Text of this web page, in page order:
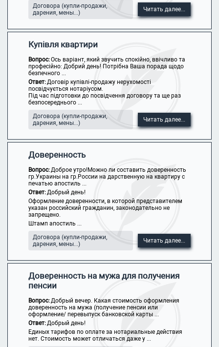
Договора (купли-продажи,
дарения, мены...)
Читать далее...
Купівля квартири
Вопрос:Ось варіант, який звучить спокійно, ввічливо та
професійно: Добрий день! Потрібна Ваша порада щодо
безпечного ...
Ответ:Договір купівлі-продажу нерухомості
посвідчується нотаріусом.
Під час підготовки до посвідчення договору та ще раз
безпосереднього ...
Договора (купли-продажи,
дарения, мены...)
Читать далее...
Доверенность
Вопрос:Доброе утро!Можно ли составить доверенность
гр.Украины на гр.России на дарственную на квартиру с
печатью апостиль ...
Ответ:Добрый день!
Оформление доверенности, в которой представителем
указан российский гражданин, законодательно не
запрещено.
Штамп апостиль ...
Договора (купли-продажи,
дарения, мены...)
Читать далее...
Доверенность на мужа для получения
пенсии
Вопрос:Добрый вечер. Какая стоимость оформления
доверенность на мужа (получение пенсии или
оформление/ перевыпуск банковской карты ...
Ответ:Добрый день!
Единых тарифов по оплате за нотариальные действия
нет. Стоимость может отличаться даже у ...